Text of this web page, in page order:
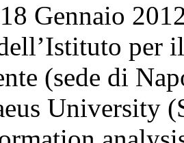
Gennaio
per
(sede di
University